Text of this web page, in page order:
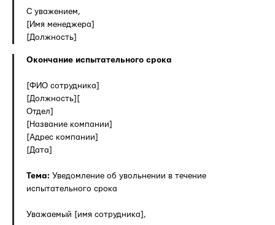
С уважением,
[Имя менеджера]
[Должность]
Окончание испытательного срока
[ФИО сотрудника]
[Должность][
Отдел]
[Название компании]
[Адрес компании]
[Дата]
Тема: Уведомление об увольнении в течение
испытательного срока
Уважаемый [имя сотрудника],